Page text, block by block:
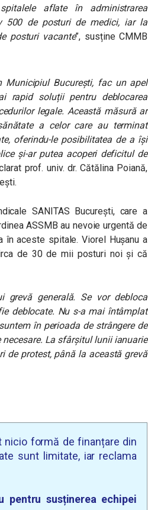
aflate în administrarea
500 de posturi de medici, iar la
posturi vacante”, susține CMMB
Municipiul București, fac un apel
rapid soluții pentru deblocarea
legale. Această măsură ar
a celor care au terminat
oferindu-le posibilitatea de a își
și-ar putea acoperi deficitul de
prof. univ. dr. Cătălina Poiană,
SANITAS Bucureşti, care a
ASSMB au nevoie urgentă de
în aceste spitale. Viorel Huşanu a
de 30 de mii posturi noi și că
generală. Se vor debloca
deblocate. Nu s-a mai întâmplat
în perioada de strângere de
La sfârșitul lunii ianuarie
de protest, până la această grevă
nicio formă de finanțare din
sunt limitate, iar reclama
susținerea echipei